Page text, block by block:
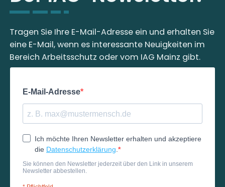
Tragen Sie Ihre E-Mail-Adresse ein und erhalten Sie
eine E-Mail, wenn es interessante Neuigkeiten im
Bereich Arbeitsschutz oder vom IAG Mainz gibt.